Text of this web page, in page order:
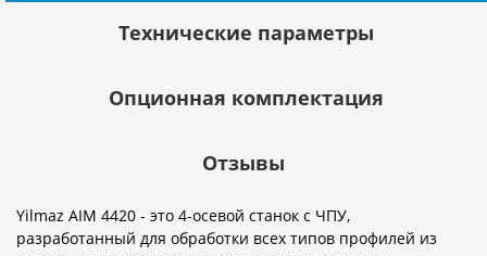
Технические параметры
Опционная комплектация
Отзывы
Yilmaz AIM 4420 - это 4-осевой станок с ЧПУ,
разработанный для обработки всех типов профилей из